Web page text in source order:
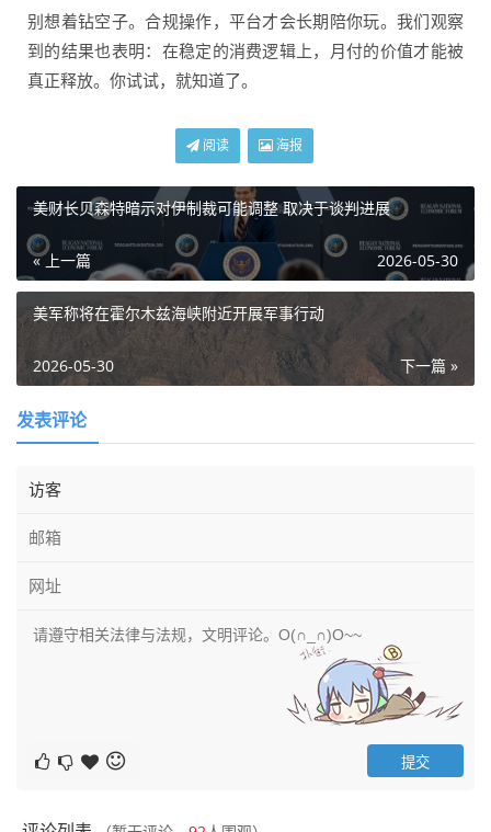
别想着钻空子。合规操作，平台才会长期陪你玩。我们观察
到的结果也表明：在稳定的消费逻辑上，月付的价值才能被
真正释放。你试试，就知道了。
阅读 海报
美财长贝森特暗示对伊制裁可能调整 取决于谈判进展
« 上一篇 2026-05-30
美军称将在霍尔木兹海峡附近开展军事行动
下一篇 »
2026-05-30
发表评论